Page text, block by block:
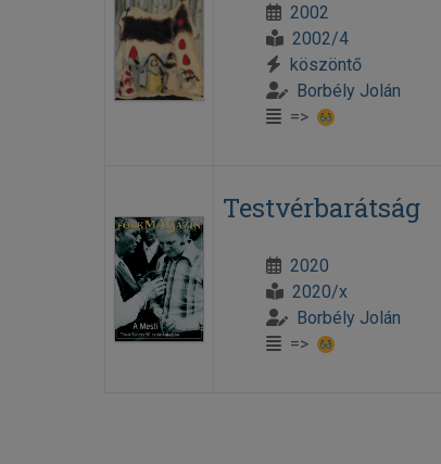
2002
2002/4
köszöntő
Borbély Jolán
=>
Testvérbarátság
2020
2020/x
Borbély Jolán
=>